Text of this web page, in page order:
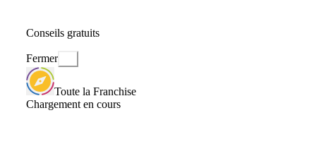
Conseils gratuits
Fermer
Toute la Franchise
Chargement en cours